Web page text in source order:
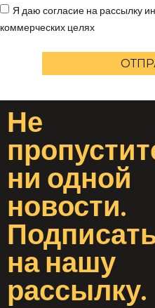
Я даю согласие на рассылку
коммерческих целях
Не
ни одной
новости.
нанашу
рассылку.